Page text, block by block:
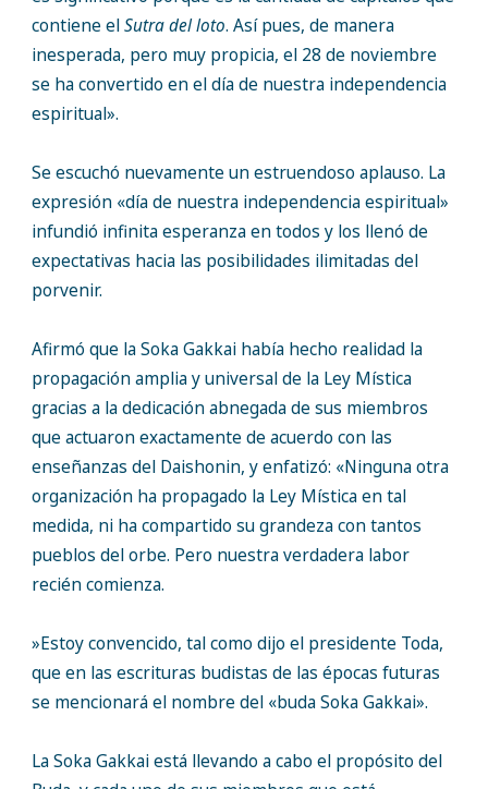
contiene elSutra del loto. Así pues, de manera
inesperada, pero muy propicia, el 28 de noviembre
se ha convertido en el día de nuestra independencia
espiritual».
Se escuchó nuevamente un estruendoso aplauso. La
expresión «día de nuestra independencia espiritual»
infundió infinita esperanza en todos y los llenó de
expectativas hacia las posibilidades ilimitadas del
porvenir.
Afirmó que la Soka Gakkai había hecho realidad la
propagación amplia y universal de la Ley Mística
gracias a la dedicación abnegada de sus miembros
que actuaron exactamente de acuerdo con las
enseñanzas del Daishonin, y enfatizó: «Ninguna otra
organización ha propagado la Ley Mística en tal
medida, ni ha compartido su grandeza con tantos
pueblos del orbe. Pero nuestra verdadera labor
recién comienza.
»Estoy convencido, tal como dijo el presidente Toda,
que en las escrituras budistas de las épocas futuras
se mencionará el nombre del «buda Soka Gakkai».
La Soka Gakkai está llevando a cabo el propósito del